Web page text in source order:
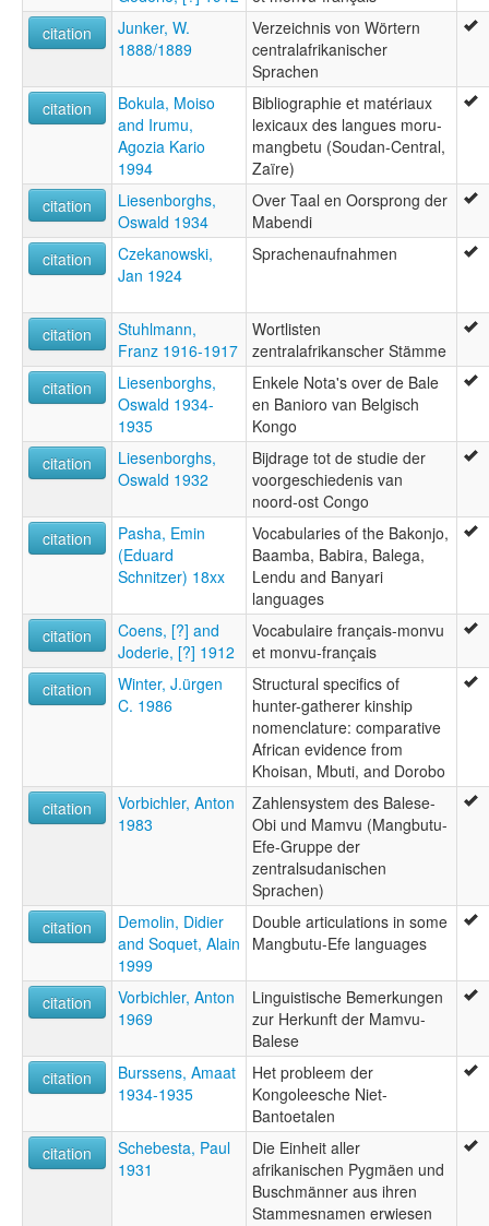
citation
Junker, W.
1888/1889
Verzeichnis von Wörtern
centralafrikanischer
Sprachen
citation
Bokula, Moiso
and Irumu,
Agozia Kario
1994
Bibliographie et matériaux
lexicaux des langues moru-
mangbetu (Soudan-Central,
Zaïre)
citation
Liesenborghs,
Oswald 1934
Over Taal en Oorsprong der
Mabendi
citation
Czekanowski,
Jan 1924
Sprachenaufnahmen
citation
Stuhlmann,
Franz 1916-1917
Wortlisten
zentralafrikanscher Stämme
citation
Liesenborghs,
Oswald 1934-
1935
Enkele Nota's over de Bale
en Banioro van Belgisch
Kongo
citation
Liesenborghs,
Oswald 1932
Bijdrage tot de studie der
voorgeschiedenis van
noord-ost Congo
citation
Pasha, Emin
(Eduard
Schnitzer) 18xx
Vocabularies of the Bakonjo,
Baamba, Babira, Balega,
Lendu and Banyari
languages
citation
Coens, [?] and
Joderie, [?] 1912
Vocabulaire français-monvu
et monvu-français
citation
Winter, J.ürgen
C. 1986
Structural specifics of
hunter-gatherer kinship
nomenclature: comparative
African evidence from
Khoisan, Mbuti, and Dorobo
citation
Vorbichler, Anton
1983
Zahlensystem des Balese-
Obi und Mamvu (Mangbutu-
Efe-Gruppe der
zentralsudanischen
Sprachen)
citation
Demolin, Didier
and Soquet, Alain
1999
Double articulations in some
Mangbutu-Efe languages
citation
Vorbichler, Anton
1969
Linguistische Bemerkungen
zur Herkunft der Mamvu-
Balese
citation
Burssens, Amaat
1934-1935
Het probleem der
Kongoleesche Niet-
Bantoetalen
citation
Schebesta, Paul
1931
Die Einheit aller
afrikanischen Pygmäen und
Buschmänner aus ihren
Stammesnamen erwiesen